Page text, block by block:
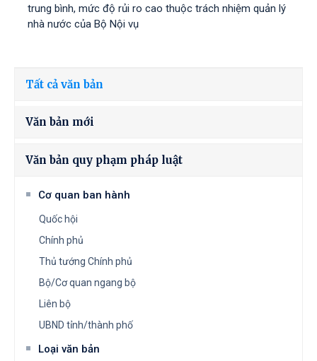
trung bình, mức độ rủi ro cao thuộc trách nhiệm quản lý
nhà nước của Bộ Nội vụ
Tất cả văn bản
Văn bản mới
Văn bản quy phạm pháp luật
Cơ quan ban hành
Quốc hội
Chính phủ
Thủ tướng Chính phủ
Bộ/Cơ quan ngang bộ
Liên bộ
UBND tỉnh/thành phố
Loại văn bản